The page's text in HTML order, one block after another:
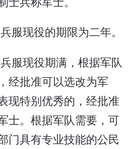
服现役的期限为二年。
服现役期满，根据军队
经批准可以选改为军
现特别优秀的，经批准
士。根据军队需要，可
门具有专业技能的公民